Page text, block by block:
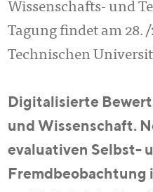
Wissenschafts- und
Tagung findet am
Technischen
Digitalisierte
und Wissenschaft.
evaluativen Selbst-
Fremdbeobachtung